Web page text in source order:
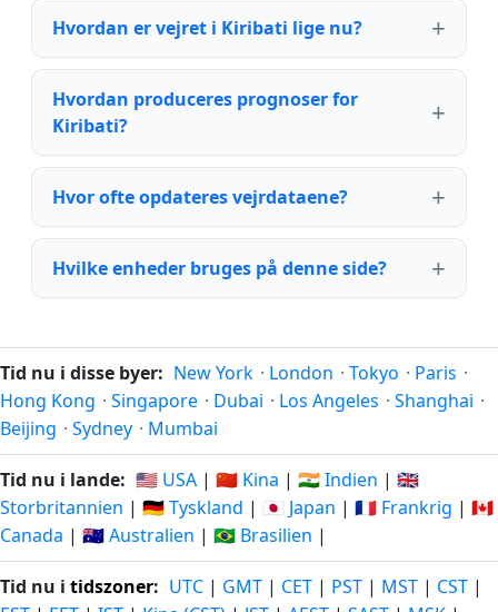
Hvordan er vejret i Kiribati lige nu?
Hvordan produceres prognoser for
Kiribati?
Hvor ofte opdateres vejrdataene?
Hvilke enheder bruges på denne side?
Tid nu i disse byer: New York · London · Tokyo · Paris ·
Hong Kong · Singapore · Dubai · Los Angeles · Shanghai ·
Beijing · Sydney · Mumbai
Tid nu i lande: 🇺🇸 USA | 🇨🇳 Kina | 🇮🇳 Indien | 🇬🇧
Storbritannien | 🇩🇪 Tyskland | 🇯🇵 Japan | 🇫🇷 Frankrig | 🇨🇦
Canada | 🇦🇺 Australien | 🇧🇷 Brasilien |
Tid nu i tidszoner: UTC | GMT | CET | PST | MST | CST |